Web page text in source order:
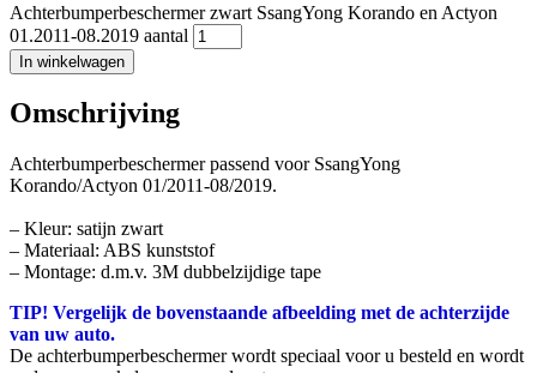
Achterbumperbeschermer zwart SsangYong Korando en Actyon
01.2011-08.2019 aantal
In winkelwagen
Omschrijving
Achterbumperbeschermer passend voor SsangYong
Korando/Actyon 01/2011-08/2019.
– Kleur: satijn zwart
– Materiaal: ABS kunststof
– Montage: d.m.v. 3M dubbelzijdige tape
TIP! Vergelijk de bovenstaande afbeelding met de achterzijde
van uw auto.
De achterbumperbeschermer wordt speciaal voor u besteld en wordt